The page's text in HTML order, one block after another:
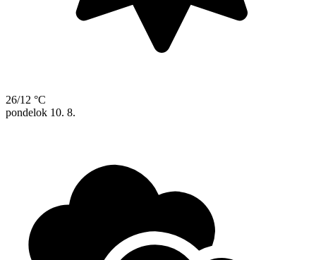
26/12 °C
pondelok 10. 8.